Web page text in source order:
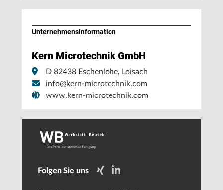
Unternehmens­information
Kern Microtechnik GmbH
D 82438 Eschenlohe, Loisach
info@kern-microtechnik.com
www.kern-microtechnik.com
Folgen Sie uns